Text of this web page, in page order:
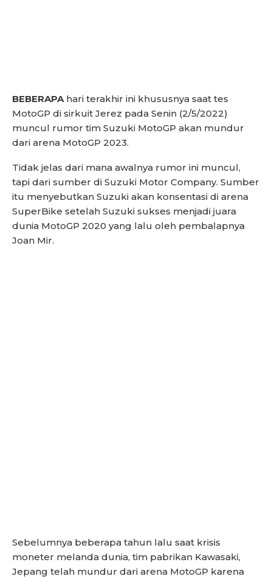
BEBERAPAhari terakhir ini khususnya saat tes
MotoGP di sirkuit Jerez pada Senin (2/5/2022)
muncul rumor tim Suzuki MotoGP akan mundur
dari arena MotoGP 2023.
Tidak jelas dari mana awalnya rumor ini muncul,
tapi dari sumber di Suzuki Motor Company. Sumber
itu menyebutkan Suzuki akan konsentasi di arena
SuperBike setelah Suzuki sukses menjadi juara
dunia MotoGP 2020 yang lalu oleh pembalapnya
Joan Mir.
Sebelumnya beberapa tahun lalu saat krisis
moneter melanda dunia, tim pabrikan Kawasaki,
Jepang telah mundur dari arena MotoGP karena